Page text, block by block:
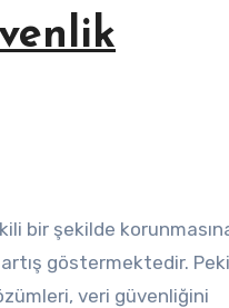
bir şekilde
göstermektedir.
veri güvenliğini